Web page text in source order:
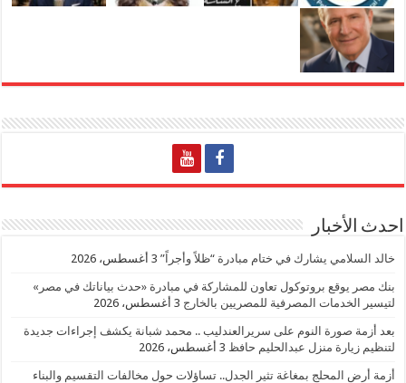
احدث الأخبار
خالد السلامي يشارك في ختام مبادرة “ظلاً وأجراً” 3 أغسطس، 2026
بنك مصر يوقع بروتوكول تعاون للمشاركة في مبادرة «حدث بياناتك في مصر»
لتيسير الخدمات المصرفية للمصريين بالخارج 3 أغسطس، 2026
بعد أزمة صورة النوم على سريرالعندليب .. محمد شبانة يكشف إجراءات جديدة
لتنظيم زيارة منزل عبدالحليم حافظ 3 أغسطس، 2026
أزمة أرض المحلج بمغاغة تثير الجدل.. تساؤلات حول مخالفات التقسيم والبناء